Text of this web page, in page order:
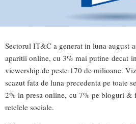
Sectorul IT&C a generat in luna august
aparitii online, cu 3% mai putine decat
viewership de peste 170 de milioane.
scazut fata de luna precedenta pe toate
2% in presa online, cu 7% pe bloguri &
retelele sociale.